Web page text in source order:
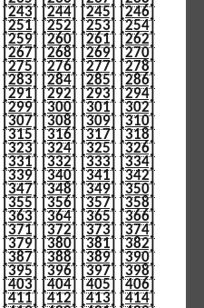
[243] [244] [245] [246]
[251] [252] [253] [254]
[259] [260] [261] [262]
[267] [268] [269] [270]
[275] [276] [277] [278]
[283] [284] [285] [286]
[291] [292] [293] [294]
[299] [300] [301] [302]
[307] [308] [309] [310]
[315] [316] [317] [318]
[323] [324] [325] [326]
[331] [332] [333] [334]
[339] [340] [341] [342]
[347] [348] [349] [350]
[355] [356] [357] [358]
[363] [364] [365] [366]
[371] [372] [373] [374]
[379] [380] [381] [382]
[387] [388] [389] [390]
[395] [396] [397] [398]
[403] [404] [405] [406]
[411] [412] [413] [414]